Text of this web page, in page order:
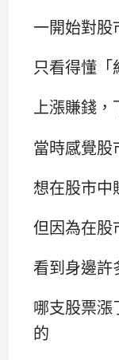
一開始對股
只看得懂「
上漲賺錢，
當時感覺股
想在股市中
但因為在股
看到身邊許
哪支股票漲
的